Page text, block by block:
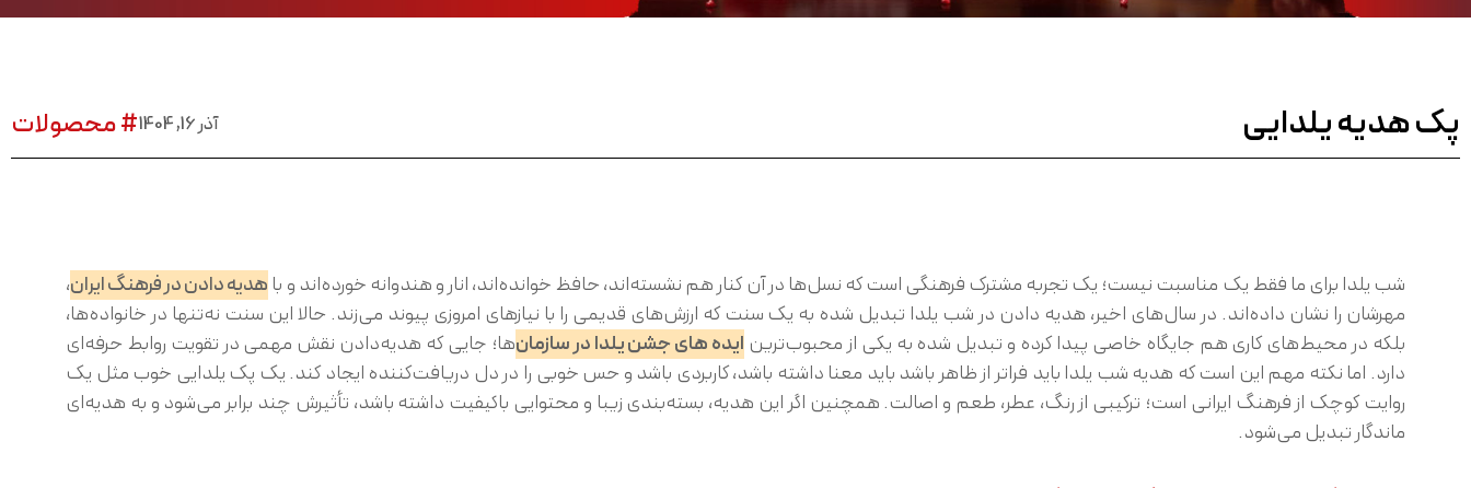
پک هدیه یلدایی آذر 16, 1404 # محصولات
شب یلدا برای ما فقط یک مناسبت نیست؛ یک تجربه مشترک فرهنگی است که نسل‌ها در آن کنار هم نشسته‌اند، حافظ خوانده‌اند، انار و هندوانه خورده‌اند و با هدیه دادن در فرهنگ ایران،
مهرشان را نشان داده‌اند. در سال‌های اخیر، هدیه‌ دادن در شب یلدا تبدیل شده به یک سنت که ارزش‌های قدیمی را با نیازهای امروزی پیوند می‌زند. حالا این سنت نه‌تنها در خانواده‌ها،
بلکه در محیط‌های کاری هم جایگاه خاصی پیدا کرده و تبدیل شده به یکی از محبوب‌ترین ایده‌ های جشن یلدا در سازمانها؛ جایی که هدیه‌دادن نقش مهمی در تقویت روابط حرفه‌ای
دارد. اما نکته مهم این است که هدیه شب یلدا باید فراتر از ظاهر باشد باید معنا داشته باشد، کاربردی باشد و حس خوبی را در دل دریافت‌کننده ایجاد کند. یک پک یلدایی خوب مثل یک
روایت کوچک از فرهنگ ایرانی است؛ ترکیبی از رنگ، عطر، طعم و اصالت. همچنین اگر این هدیه، بسته‌بندی زیبا و محتوایی باکیفیت داشته باشد، تأثیرش چند برابر می‌شود و به هدیه‌ای
ماندگار تبدیل می‌شود.